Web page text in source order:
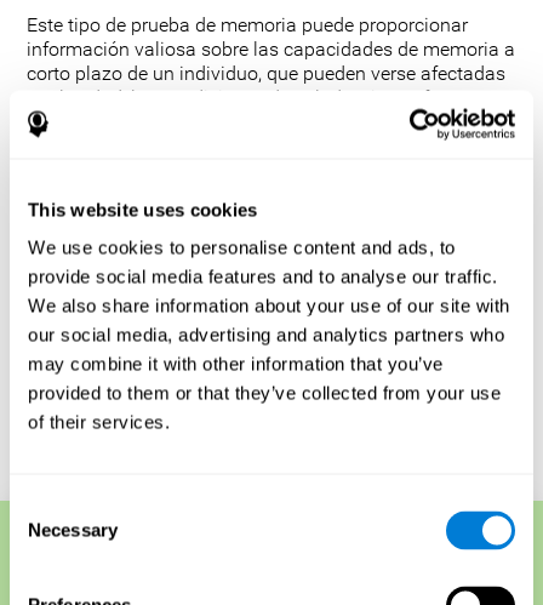
This website uses cookies
We use cookies to personalise content and ads, to
provide social media features and to analyse our traffic.
We also share information about your use of our site with
our social media, advertising and analytics partners who
may combine it with other information that you’ve
provided to them or that they’ve collected from your use
of their services.
Consent
Selection
Necessary
Este tipo de prueba de memoria puede proporcionar
información valiosa sobre las capacidades de memoria a
corto plazo de un individuo, que pueden verse afectadas
por la edad, las condiciones de salud y ciertos factores
relacionados con el estilo de vida, como la falta de sueño
o el consumo de alcohol. Es importante tener en cuenta
cognitivos más sutiles causados por enfermedades
como el Alzheimer o la demencia.
Además, estas pruebas no miden las funciones de la
memoria a largo plazo. Sin embargo, su capacidad para
realizar un seguimiento de los cambios en el rendimiento
de una persona a lo largo del tiempo resulta útil para
comprender su salud cognitiva general.